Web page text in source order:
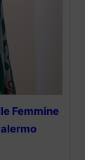
Femmine